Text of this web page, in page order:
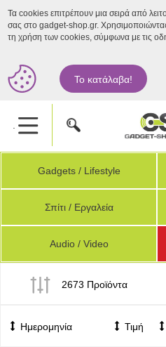
Τα cookies επιτρέπουν μια σειρά από
σας στο gadget-shop.gr.
τη χρήση των cookies, σύμφωνα με τις
Το κατάλαβα!
.
Gadgets / Lifestyle
Σπίτι / Εργαλεία
Audio / Video
2673 Προϊόντα
Ημερομηνία Τιμή